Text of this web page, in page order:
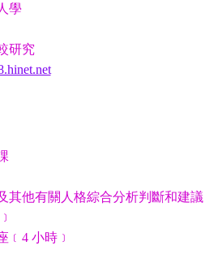
學
研究
其他有關人格綜合分析判斷和建議
﹝4 小時﹞